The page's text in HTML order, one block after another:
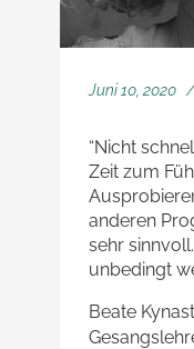
Juni 10, 2020
“Nicht
Zeit zum
anderen
sehr
unbedingt
Beate